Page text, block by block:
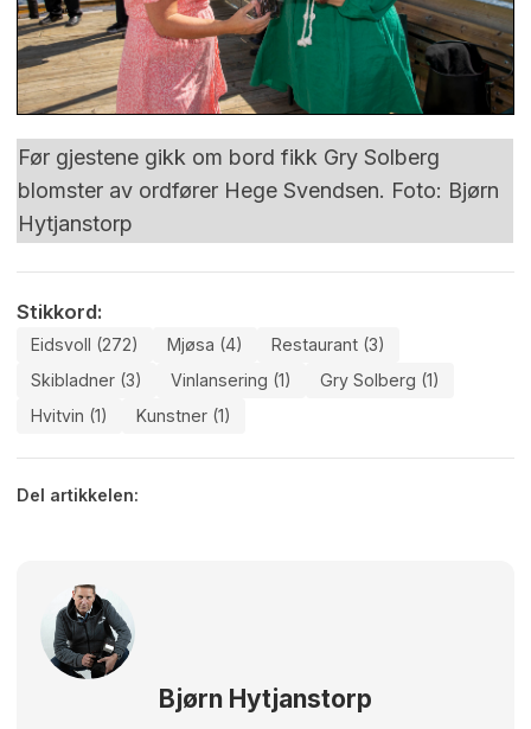
Før gjestene gikk om bord fikk Gry Solberg
blomster av ordfører Hege Svendsen. Foto: Bjørn
Hytjanstorp
Stikkord:
Eidsvoll (272) Mjøsa (4)
Restaurant (3)
Skibladner (3)
Vinlansering (1)
Gry Solberg (1)
Hvitvin (1)
Kunstner (1)
Del artikkelen:
Bjørn Hytjanstorp